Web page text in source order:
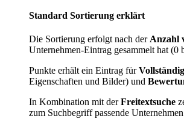
Standard Sortierung erklärt
Die Sortierung erfolgt nach derAnzahl
Unternehmen-Eintrag gesammelt hat (0
Punkte erhält ein Eintrag für
Eigenschaften und Bilder) und
In Kombination mit derFreitextsuche
zum Suchbegriff passende